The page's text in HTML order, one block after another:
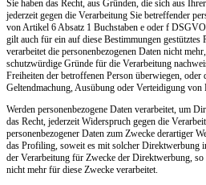
Sie haben das Recht, aus Gründen, die sich aus
jederzeit gegen die Verarbeitung Sie betreffender
von Artikel 6 Absatz 1 Buchstaben e oder f
gilt auch für ein auf diese Bestimmungen
verarbeitet die personenbezogenen Daten nicht
schutzwürdige Gründe für die Verarbeitung
Freiheiten der betroffenen Person überwiegen, oder
Geltendmachung, Ausübung oder Verteidigung von
Werden personenbezogene Daten verarbeitet, um
das Recht, jederzeit Widerspruch gegen die
personenbezogener Daten zum Zwecke derartiger
das Profiling, soweit es mit solcher Direktwerbung
der Verarbeitung für Zwecke der Direktwerbung, so
nicht mehr für diese Zwecke verarbeitet.